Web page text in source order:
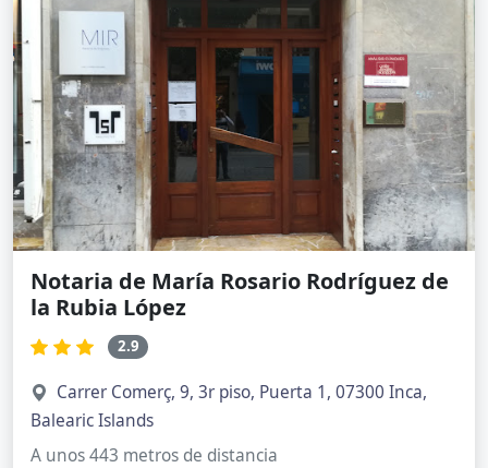
Notaria de María Rosario Rodríguez de
la Rubia López
2.9
Carrer Comerç, 9, 3r piso, Puerta 1, 07300 Inca,
Balearic Islands
A unos 443 metros de distancia